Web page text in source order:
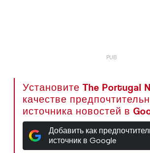
Установите The Portugal
качестве
источника новостей в
Добавить как
источник в Google